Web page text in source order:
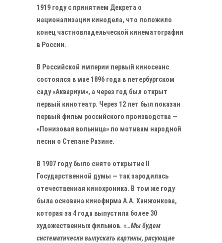
1919 году с принятием Декрета о
национализации кинодела, что положило
конец частновладельческой кинематографии
в России.
В Российской империи первый киносеанс
состоялся в мае 1896 года в петербургском
саду «Аквариум», а через год был открыт
первый кинотеатр. Через 12 лет был показан
первый фильм российского производства —
«Понизовая вольница» по мотивам народной
песни о Степане Разине.
В 1907 году было снято открытие II
Государственной думы — так зародилась
отечественная кинохроника. В том же году
была основана кинофирма А.А. Ханжонкова,
которая за 4 года выпустила более 30
художественных фильмов. «…Мы будем
систематически выпускать картины, рисующие